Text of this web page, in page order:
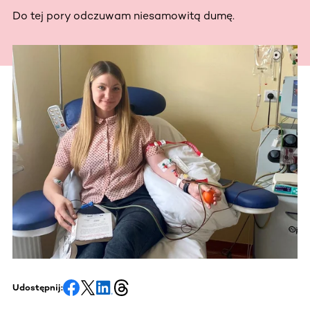
Do tej pory odczuwam niesamowitą dumę.
Udostępnij: